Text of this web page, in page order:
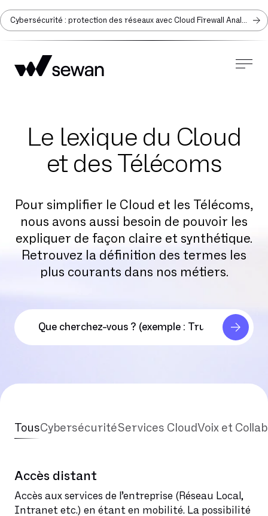
Cybersécurité : protection des réseaux avec Cloud Firewall Analyzer
Le lexique du Cloud
et des Télécoms
Pour simplifier le Cloud et les Télécoms,
nous avons aussi besoin de pouvoir les
expliquer de façon claire et synthétique.
Retrouvez la définition des termes les
plus courants dans nos métiers.
TousCybersécuritéServices Cloud Voix et
Accès distant
Accès aux services de l’entreprise (Réseau Local,
Intranet etc.) en étant en mobilité. La possibilité